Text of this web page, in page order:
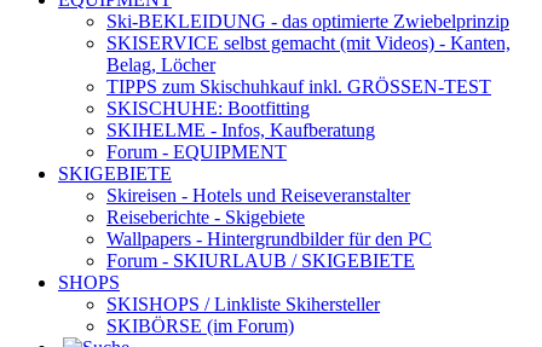
Ski-BEKLEIDUNG - das optimierte Zwiebelprinzip
SKISERVICE selbst gemacht (mit Videos) - Kanten,
Belag, Löcher
TIPPS zum Skischuhkaufinkl. GRÖSSEN-TEST
SKISCHUHE: Bootfitting
SKIHELME - Infos, Kaufberatung
Forum - EQUIPMENT
SKIGEBIETE
Skireisen - Hotels und Reiseveranstalter
Reiseberichte - Skigebiete
Wallpapers - Hintergrundbilder für den PC
Forum - SKIURLAUB / SKIGEBIETE
SHOPS
SKISHOPS / Linkliste Skihersteller
SKIBÖRSE (im Forum)